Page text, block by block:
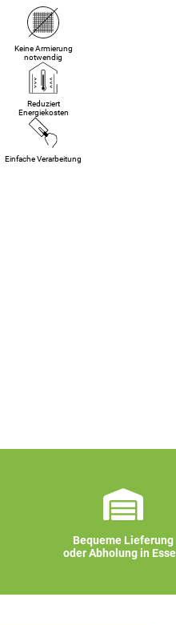
Keine Armierung
notwendig
Reduziert
Energiekosten
Einfache Verarbeitung
Bequeme Lieferung
oder Abholung in